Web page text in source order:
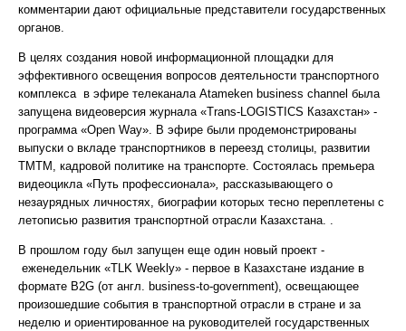
комментарии дают официальные представители государственных
органов.
В целях создания новой информационной площадки для
эффективного освещения вопросов деятельности транспортного
комплекса в эфире телеканала Atameken business channel была
запущена видеоверсия журнала «Trans-LOGISTICS Казахстан» -
программа «Open Way». В эфире были продемонстрированы
выпуски о вкладе транспортников в переезд столицы, развитии
ТМТМ, кадровой политике на транспорте. Состоялась премьера
видеоцикла «Путь профессионала», рассказывающего о
незаурядных личностях, биографии которых тесно переплетены с
летописью развития транспортной отрасли Казахстана. .
В прошлом году был запущен еще один новый проект -
еженедельник «TLK Weekly» - первое в Казахстане издание в
формате B2G (от англ. business-to-government), освещающее
произошедшие события в транспортной отрасли в стране и за
неделю и ориентированное на руководителей государственных